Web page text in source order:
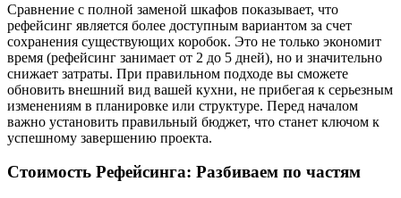
Сравнение с полной заменой шкафов показывает, что
рефейсинг является более доступным вариантом за счет
сохранения существующих коробок. Это не только экономит
время (рефейсинг занимает от 2 до 5 дней), но и значительно
снижает затраты. При правильном подходе вы сможете
обновить внешний вид вашей кухни, не прибегая к серьезным
изменениям в планировке или структуре. Перед началом
важно установить правильный бюджет, что станет ключом к
успешному завершению проекта.
Стоимость Рефейсинга: Разбиваем по частям